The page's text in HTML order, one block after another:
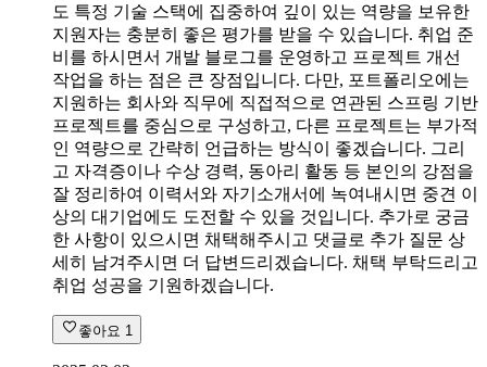
도 특정 기술 스택에 집중하여 깊이 있는 역량을 보유한
지원자는 충분히 좋은 평가를 받을 수 있습니다. 취업 준
비를 하시면서 개발 블로그를 운영하고 프로젝트 개선
작업을 하는 점은 큰 장점입니다. 다만, 포트폴리오에는
지원하는 회사와 직무에 직접적으로 연관된 스프링 기반
프로젝트를 중심으로 구성하고, 다른 프로젝트는 부가적
인 역량으로 간략히 언급하는 방식이 좋겠습니다. 그리
고 자격증이나 수상 경력, 동아리 활동 등 본인의 강점을
잘 정리하여 이력서와 자기소개서에 녹여내시면 중견 이
상의 대기업에도 도전할 수 있을 것입니다. 추가로 궁금
한 사항이 있으시면 채택해주시고 댓글로 추가 질문 상
세히 남겨주시면 더 답변드리겠습니다. 채택 부탁드리고
취업 성공을 기원하겠습니다.
좋아요 1